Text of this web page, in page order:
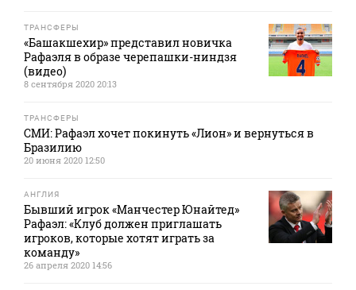
ТРАНСФЕРЫ
«Башакшехир» представил новичка
Рафаэля в образе черепашки-ниндзя
(видео)
8 сентября 2020 20:13
ТРАНСФЕРЫ
СМИ: Рафаэл хочет покинуть «Лион» и вернуться в
Бразилию
20 июня 2020 12:50
АНГЛИЯ
Бывший игрок «Манчестер Юнайтед»
Рафаэл: «Клуб должен приглашать
игроков, которые хотят играть за
команду»
26 апреля 2020 14:56